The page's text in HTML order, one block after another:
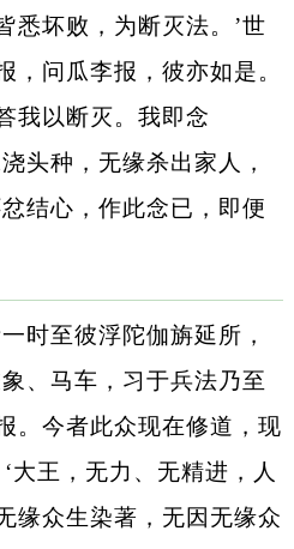
悉坏败，为断灭法。’世
，问瓜李报，彼亦如是。
我以断灭。我即念
头种，无缘杀出家人，
结心，作此念已，即便
时至彼浮陀伽旃延所，
、马车，习于兵法乃至
。今者此众现在修道，现
大王，无力、无精进，人
缘众生染著，无因无缘众